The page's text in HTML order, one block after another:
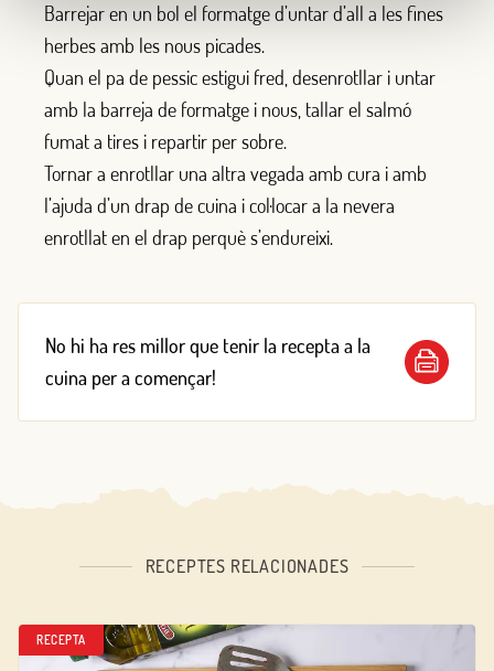
Barrejar en un bol el formatge d’untar d’all a les fines
herbes amb les nous picades.
Quan el pa de pessic estigui fred, desenrotllar i untar
amb la barreja de formatge i nous, tallar el salmó
fumat a tires i repartir per sobre.
Tornar a enrotllar una altra vegada amb cura i amb
l’ajuda d’un drap de cuina i col·locar a la nevera
enrotllat en el drap perquè s’endureixi.
No hi ha res millor que tenir la recepta a la
cuina per a començar!
RECEPTES RELACIONADES
RECEPTA